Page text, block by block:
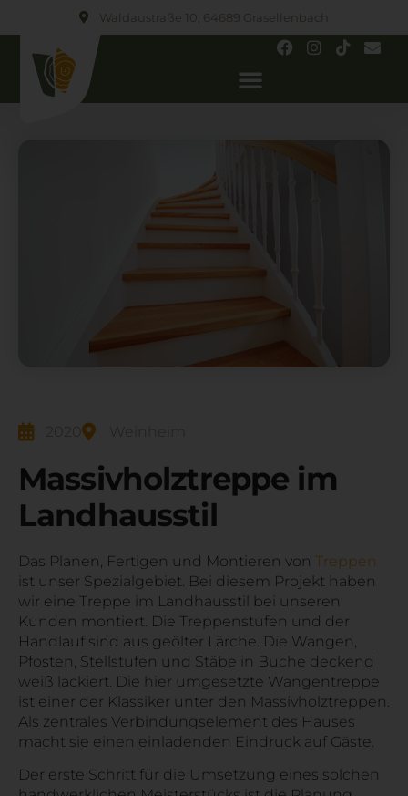
Waldaustraße 10, 64689 Grasellenbach
2020 Weinheim
Massivholztreppe im
Landhausstil
Das Planen, Fertigen und Montieren von Treppen
ist unser Spezialgebiet. Bei diesem Projekt haben
wir eine Treppe im Landhausstil bei unseren
Kunden montiert. Die Treppenstufen und der
Handlauf sind aus geölter Lärche. Die Wangen,
Pfosten, Stellstufen und Stäbe in Buche deckend
weiß lackiert. Die hier umgesetzte Wangentreppe
ist einer der Klassiker unter den Massivholztreppen.
Als zentrales Verbindungselement des Hauses
macht sie einen einladenden Eindruck auf Gäste.
Der erste Schritt für die Umsetzung eines solchen